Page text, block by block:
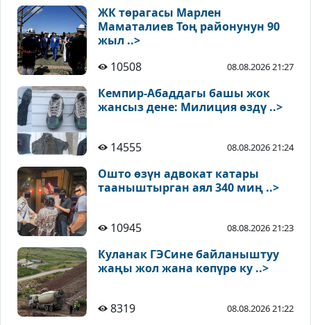
ЖК төрагасы Марлен
Маматалиев Тоң районунун 90
жыл ..>
10508
08.08.2026 21:27
Кемпир-Абаддагы башы жок
жансыз дене: Милиция өздү ..>
14555 08.08.2026 21:24
Ошто өзүн адвокат катары
тааныштырган аял 340 миң ..>
10945 08.08.2026 21:23
Куланак ГЭСине байланыштуу
жаңы жол жана көпүрө ку ..>
8319 08.08.2026 21:22